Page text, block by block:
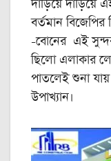
দাড়িয়ে
বর্তমান
-বোনের এই সুন্দর
ছিলো এলাকার
পাতলেই শুনা
উপাখ্যান।